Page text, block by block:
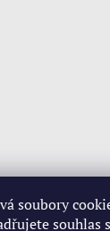
soubory
souhlas